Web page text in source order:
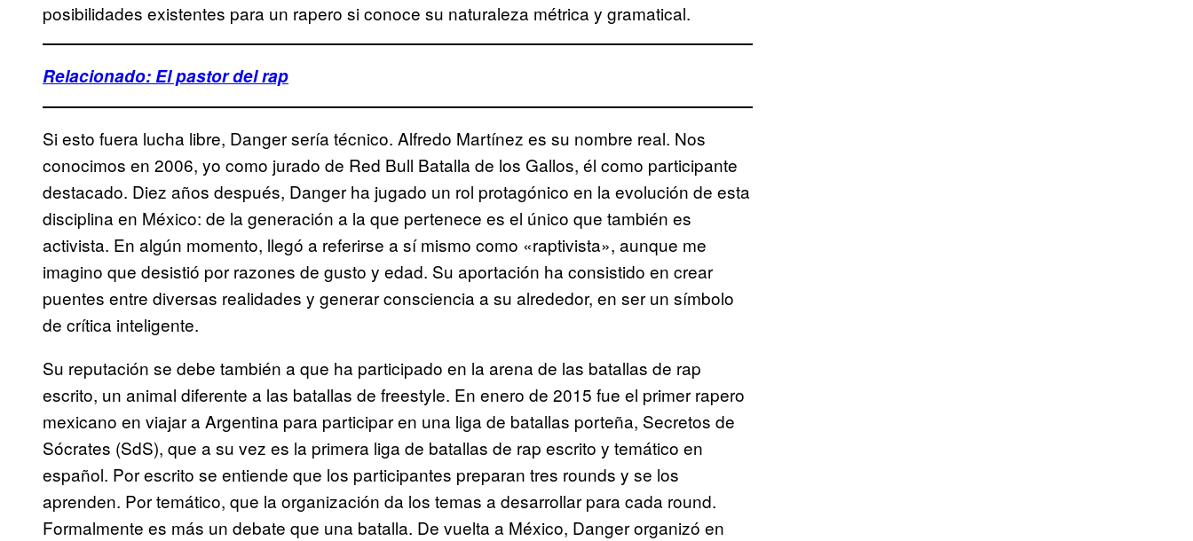
posibilidades existentes para un rapero si conoce su naturaleza métrica y gramatical.
Relacionado: El pastor del rap
Si esto fuera lucha libre, Danger sería técnico. Alfredo Martínez es su nombre real. Nos
conocimos en 2006, yo como jurado de Red Bull Batalla de los Gallos, él como participante
destacado. Diez años después, Danger ha jugado un rol protagónico en la evolución de esta
disciplina en México: de la generación a la que pertenece es el único que también es
activista. En algún momento, llegó a referirse a sí mismo como «raptivista», aunque me
imagino que desistió por razones de gusto y edad. Su aportación ha consistido en crear
puentes entre diversas realidades y generar consciencia a su alrededor, en ser un símbolo
de crítica inteligente.
Su reputación se debe también a que ha participado en la arena de las batallas de rap
escrito, un animal diferente a las batallas de freestyle. En enero de 2015 fue el primer rapero
mexicano en viajar a Argentina para participar en una liga de batallas porteña, Secretos de
Sócrates (SdS), que a su vez es la primera liga de batallas de rap escrito y temático en
español. Por escrito se entiende que los participantes preparan tres rounds y se los
aprenden. Por temático, que la organización da los temas a desarrollar para cada round.
Formalmente es más un debate que una batalla. De vuelta a México, Danger organizó en